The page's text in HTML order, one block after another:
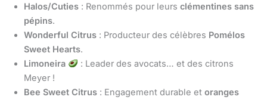
Halos/Cuties : Renommés pour leurs clémentines sans
pépins.
Wonderful Citrus : Producteur des célèbres Pomélos
Sweet Hearts.
Limoneira
: Leader des avocats… et des citrons
Meyer !
Bee Sweet Citrus : Engagement durable et oranges